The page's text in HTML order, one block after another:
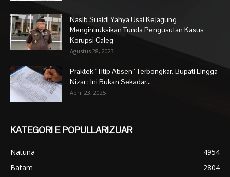
Nasib Suaidi Yahya Usai Kejagung
Mengintruksikan Tunda Pengusutan Kasus
Korupsi Caleg
Agustus 28, 2023
Praktek “Titip Absen” Terbongkar, Bupati Lingga
Nizar : Ini Bukan Sekadar...
April 23, 2025
KATEGORI E POPULLARIZUAR
Natuna
4954
Batam
2804